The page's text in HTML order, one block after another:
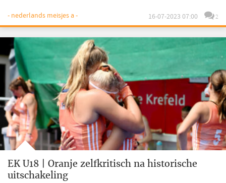
- nederlands meisjes a - 16-07-2023 07:00 2
EK U18 | Oranje zelfkritisch na historische
uitschakeling